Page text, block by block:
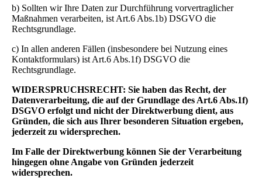
b) Sollten wir Ihre Daten zur Durchführung vorvertraglicher
Maßnahmen verarbeiten, ist Art.6 Abs.1b) DSGVO die
Rechtsgrundlage.
c) In allen anderen Fällen (insbesondere bei Nutzung eines
Kontaktformulars) ist Art.6 Abs.1f) DSGVO die
Rechtsgrundlage.
WIDERSPRUCHSRECHT: Sie haben das Recht, der
Datenverarbeitung, die auf der Grundlage des Art.6 Abs.1f)
DSGVO erfolgt und nicht der Direktwerbung dient, aus
Gründen, die sich aus Ihrer besonderen Situation ergeben,
jederzeit zu widersprechen.
Im Falle der Direktwerbung können Sie der Verarbeitung
hingegen ohne Angabe von Gründen jederzeit
widersprechen.